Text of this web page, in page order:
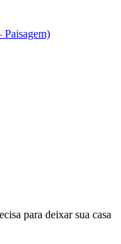
Paisagem)
para deixar sua casa